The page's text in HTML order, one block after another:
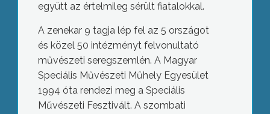
együtt az értelmileg sérült fiatalokkal.
A zenekar 9 tagja lép fel az 5 országot
és közel 50 intézményt felvonultató
művészeti seregszemlén. A Magyar
Speciális Művészeti Műhely Egyesület
1994 óta rendezi meg a Speciális
Művészeti Fesztivált. A szombati